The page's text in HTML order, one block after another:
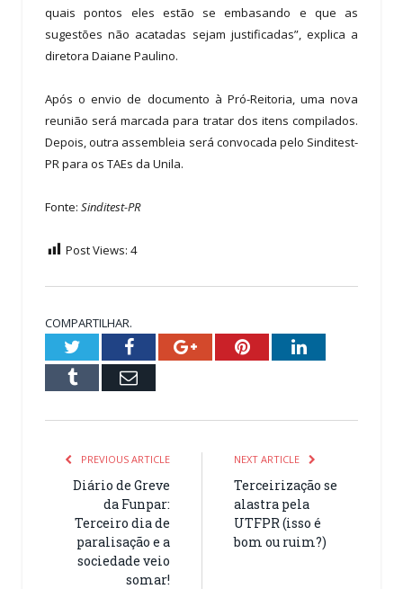
quais pontos eles estão se embasando e que as
sugestões não acatadas sejam justificadas”, explica a
diretora Daiane Paulino.
Após o envio de documento à Pró-Reitoria, uma nova
reunião será marcada para tratar dos itens compilados.
Depois, outra assembleia será convocada pelo Sinditest-
PR para os TAEs da Unila.
Fonte: Sinditest-PR
Post Views: 4
COMPARTILHAR.
TwitterFacebookGoogle+PinterestLinkedIn
Tumblr Email
PREVIOUS ARTICLE
Diário de Greve
da Funpar:
Terceiro dia de
paralisação e a
sociedade veio
somar!
NEXT ARTICLE
Terceirização se
alastra pela
UTFPR (isso é
bom ou ruim?)